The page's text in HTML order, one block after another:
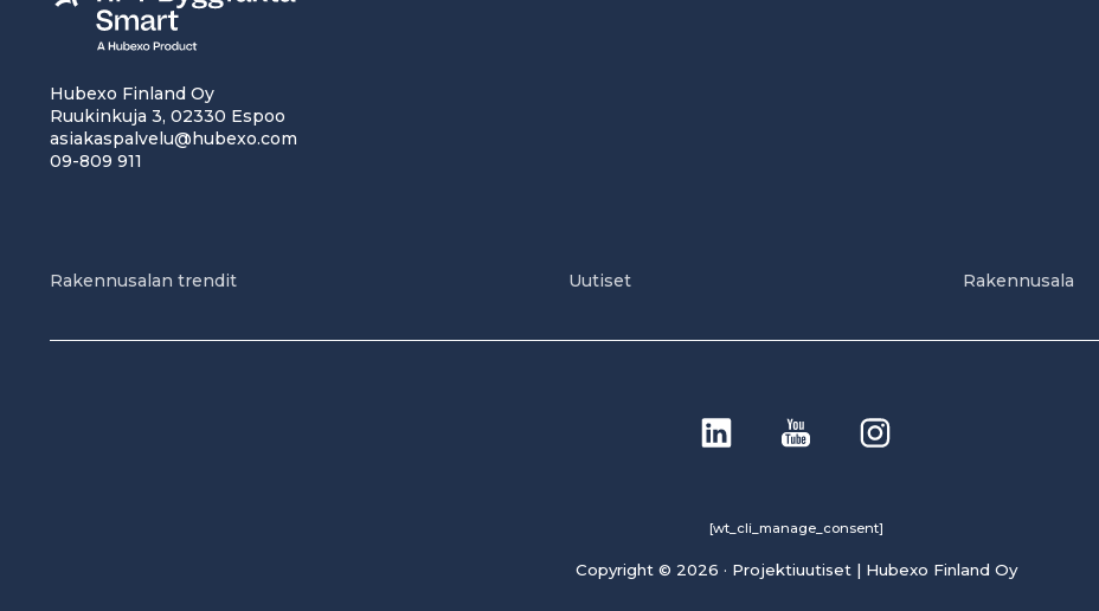
Hubexo Finland Oy
Ruukinkuja 3, 02330 Espoo
asiakaspalvelu@hubexo.com
09-809 911
Rakennusalan trendit Uutiset Rakennusala
[wt_cli_manage_consent]
Copyright © 2026 · Projektiuutiset | Hubexo Finland Oy